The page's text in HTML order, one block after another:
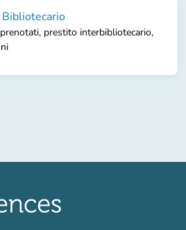
prestito interbibliotecario,